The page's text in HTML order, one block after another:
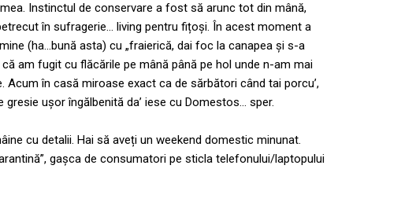
Instinctul de conservare a fost să arunc tot din mână,
în sufragerie… living pentru fițoși. În acest moment a
(ha…bună asta) cu „fraierică, dai foc la canapea și s-a
că am fugit cu flăcările pe mână până pe hol unde n-am mai
Acum în casă miroase exact ca de sărbători când tai porcu’,
ușor îngălbenită da’ iese cu Domestos… sper.
cu detalii. Hai să aveți un weekend domestic minunat.
gașca de consumatori pe sticla telefonului/laptopului